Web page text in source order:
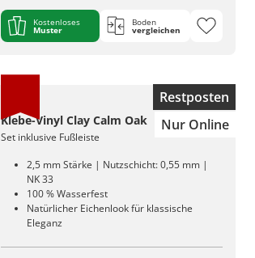
Kostenloses
Muster
Boden
vergleichen
Restposten
Nur Online
Klebe-Vinyl Clay Calm Oak
Set inklusive Fußleiste
2,5 mm Stärke | Nutzschicht: 0,55 mm |
NK 33
100 % Wasserfest
Natürlicher Eichenlook für klassische
Eleganz